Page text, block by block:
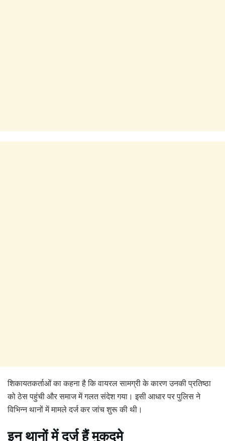
शिकायतकर्ताओं का कहना है कि वायरल सामग्री के कारण उनकी प्रतिष्ठा
को ठेस पहुंची और समाज में गलत संदेश गया। इसी आधार पर पुलिस ने
विभिन्न थानों में मामले दर्ज कर जांच शुरू की थी।
इन थानों में दर्ज हैं मुकदमे